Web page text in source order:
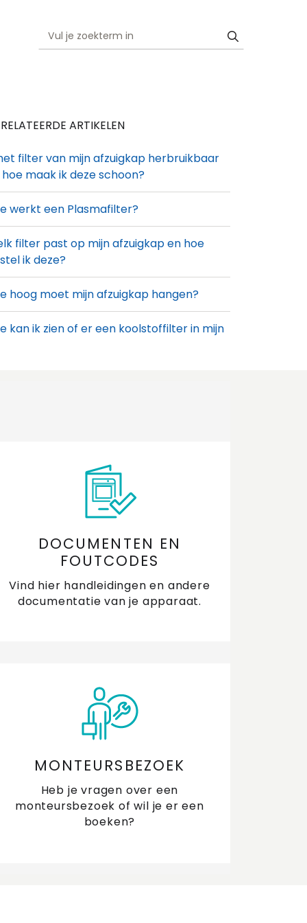
ARTIKELEN
filter van mijn afzuigkap herbruikbaar
maak ik deze schoon?
werkt een Plasmafilter?
filter past op mijn afzuigkap en hoe
ik deze?
hoog moet mijn afzuigkap hangen?
kan ik zien of er een koolstoffilter in mijn
maak ik mijn afzuigkap schoon?
reset ik het vetfilter indicatielampje van
vaak mag ik een koolstoffilter
werkt een motorloze afzuigkap?
ik het front van mijn vlakscherm
vervangen?
mijn koolstoffilter voor de afzuigkap in de
tegen afzuigkap of op de achterwand
koken
DOCUMENTEN EN
FOUTCODES
Vind hier handleidingen en andere
documentatie van je apparaat.
MONTEURSBEZOEK
Heb je vragen over een
monteursbezoek of wil je er een
boeken?